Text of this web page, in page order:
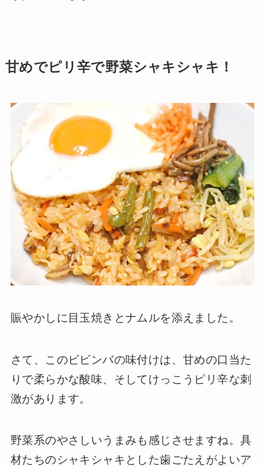
甘めでピリ辛で野菜シャキシャキ！
賑やかしに目玉焼きとナムルを添えました。
さて、このビビンバの味付けは、甘めの口当た
りで柔らかな酸味、そしてけっこうピリ辛な刺
激があります。
野菜系のやさしいうまみも感じさせますね。具
材たちのシャキシャキとした歯ごたえがよいア